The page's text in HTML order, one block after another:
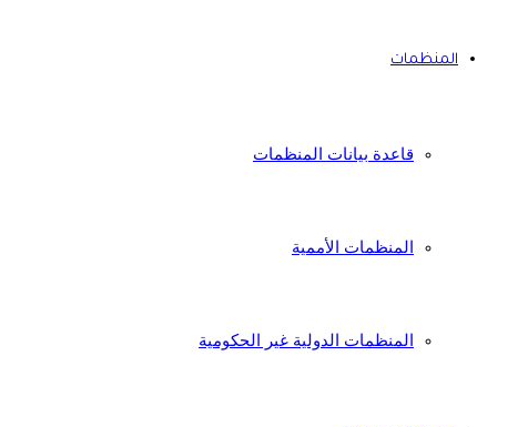
المنظمات
قاعدة بيانات المنظمات
المنظمات الأممية
المنظمات الدولية غير الحكومية